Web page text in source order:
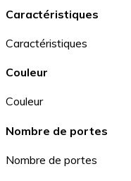
Caractéristiques
Caractéristiques
Couleur
Couleur
Nombre de portes
Nombre de portes